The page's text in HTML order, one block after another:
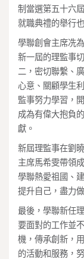
制當選第五十六
就職典禮的舉行
學聯創會主席冼
新一屆的理監事
二，密切聯繫、
心意、關顧學生
監事努力學習，
成為有偉大抱負
獻。
新屆理監事在劉
主席馬希雯帶領
學聯熱愛祖國、
提升自己，盡力
最後，學聯新任
要面對的工作並
機，傳承創新，
的活動和服務，